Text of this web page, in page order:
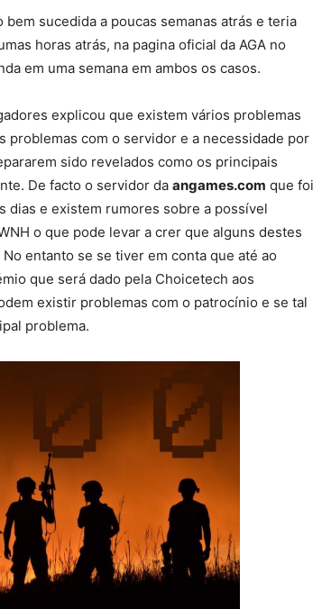
sucedida a poucas semanas atrás e teria
horas atrás, na pagina oficial da AGA no
em uma semana em ambos os casos.
explicou que existem vários problemas
problemas com o servidor e a necessidade por
sido revelados como os principais
De facto o servidor da angames.com que foi
dias e existem rumores sobre a possível
o que pode levar a crer que alguns destes
entanto se se tiver em conta que até ao
que será dado pela Choicetech aos
existir problemas com o patrocínio e se tal
problema.